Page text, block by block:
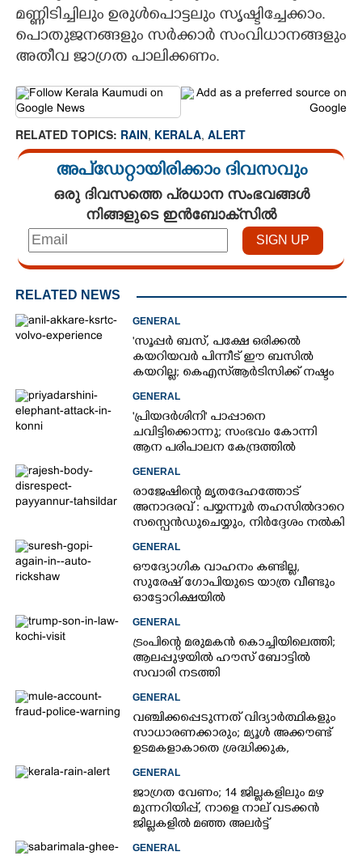
മണ്ണിടിച്ചിലും ഉരുൾപൊട്ടലും സൃഷ്ടിച്ചേക്കാം.
പൊതുജനങ്ങളും സർക്കാർ സംവിധാനങ്ങളും
അതീവ ജാഗ്രത പാലിക്കണം.
RELATED TOPICS: RAIN, KERALA, ALERT
അപ്ഡേറ്റായിരിക്കാം ദിവസവും
ഒരു ദിവസത്തെ പ്രധാന സംഭവങ്ങൾ
നിങ്ങളുടെ ഇൻബോക്സിൽ
RELATED NEWS
GENERAL
'സൂപ്പർ ബസ്, പക്ഷേ ഒരിക്കൽ
കയറിയവർ പിന്നീട് ഈ ബസിൽ
കയറില്ല; കെഎസ്ആർടിസിക്ക് നഷ്ടം
GENERAL
'പ്രിയദർശിനി' പാപ്പാനെ
ചവിട്ടിക്കൊന്നു; സംഭവം കോന്നി
ആന പരിപാലന കേന്ദ്രത്തിൽ
GENERAL
രാജേഷിന്റെ മൃതദേഹത്തോട്
അനാദരവ് : പയ്യന്നൂർ തഹസിൽദാറെ
സസ്പെൻഡുചെയ്യും, നിർദ്ദേശം നൽകി
GENERAL
ഔദ്യോഗിക വാഹനം കണ്ടില്ല,
സുരേഷ് ഗോപിയുടെ യാത്ര വീണ്ടും
ഓട്ടോറിക്ഷയിൽ
GENERAL
ട്രംപിന്റെ മരുമകൻ കൊച്ചിയിലെത്തി;
ആലപ്പുഴയിൽ ഹൗസ് ബോട്ടിൽ
സവാരി നടത്തി
GENERAL
വഞ്ചിക്കപ്പെടുന്നത് വിദ്യാർത്ഥികളും
സാധാരണക്കാരും; മ്യൂൾ അക്കൗണ്ട്
ഉടമകളാകാതെ ശ്രദ്ധിക്കുക,
GENERAL
ജാഗ്രത വേണം; 14 ജില്ലകളിലും മഴ
മുന്നറിയിപ്പ്, നാളെ നാല് വടക്കൻ
ജില്ലകളിൽ മഞ്ഞ അലർട്ട്
GENERAL